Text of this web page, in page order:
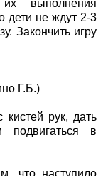
их выполнения
дети не ждут 2-3
Закончить игру
Г.Б.)
рук, дать
подвигаться в
что наступило